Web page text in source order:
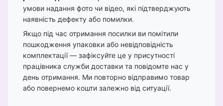
умови надання фото чи відео, які підтверджують
наявність дефекту або помилки.
Якщо під час отримання посилки ви помітили
пошкодження упаковки або невідповідність
комплектації — зафіксуйте це у присутності
працівника служби доставки та повідомте нас у
день отримання. Ми повторно відправимо товар
або повернемо кошти залежно від ситуації.